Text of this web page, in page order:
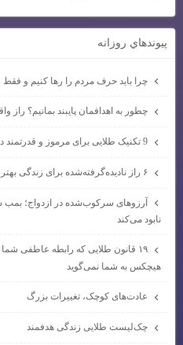
پيوندهاي روزانه
چرا باید حرف مردم را رها کنیم و
چطور به اهدافمان پایبند بمانیم؟
9 تکنیک طلایی برای مرموز و قدرتمند دیده شدن | راز هیبت و اقتدار شخصی
۶ راز نادیده‌گرفته‌شده برای زندگی بهتر
آرزوهای سرکوب‌شده در ازدواج؛ بمب
نابود می‌کند
۱۹ قانون طلایی که رابطه عاطفی شما
هیچکس به شما نمی‌گوید
عادت‌های کوچک، تغییرات بزرگ
چک‌لیست طلایی زندگی هدفمند